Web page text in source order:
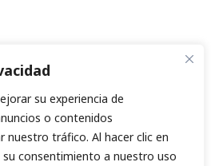
su experiencia de
o contenidos
nuestro tráfico. Al hacer clic en
su consentimiento a nuestro uso